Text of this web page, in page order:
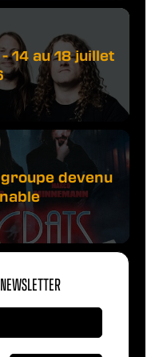
- 14 au 18 juillet
devenu